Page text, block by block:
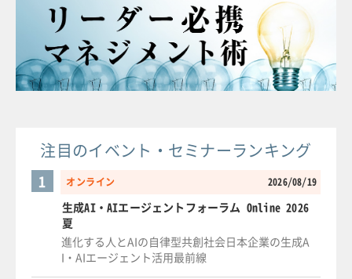
注目のイベント・セミナーランキング
オンライン 2026/08/19
1
生成AI・AIエージェントフォーラム Online 2026
夏
進化する人とAIの自律型共創社会日本企業の生成A
I・AIエージェント活用最前線